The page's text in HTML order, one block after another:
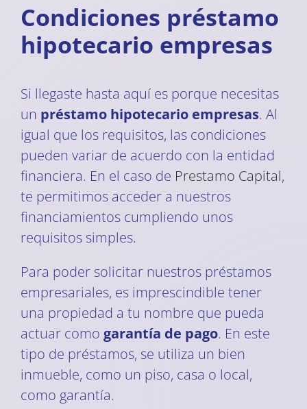
Condiciones préstamo
hipotecario empresas
Si llegaste hasta aquí es porque necesitas
un préstamo hipotecario empresas. Al
igual que los requisitos, las condiciones
pueden variar de acuerdo con la entidad
financiera. En el caso de Prestamo Capital,
te permitimos acceder a nuestros
financiamientos cumpliendo unos
requisitos simples.
Para poder solicitar nuestros préstamos
empresariales, es imprescindible tener
una propiedad a tu nombre que pueda
actuar como garantía de pago. En este
tipo de préstamos, se utiliza un bien
inmueble, como un piso, casa o local,
como garantía.